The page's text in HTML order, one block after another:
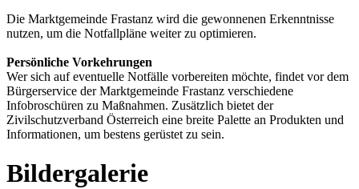
Die Marktgemeinde Frastanz wird die gewonnenen Erkenntnisse
nutzen, um die Notfallpläne weiter zu optimieren.
Persönliche Vorkehrungen
Wer sich auf eventuelle Notfälle vorbereiten möchte, findet vor dem
Bürgerservice der Marktgemeinde Frastanz verschiedene
Infobroschüren zu Maßnahmen. Zusätzlich bietet der
Zivilschutzverband Österreich eine breite Palette an Produkten und
Informationen, um bestens gerüstet zu sein.
Bildergalerie